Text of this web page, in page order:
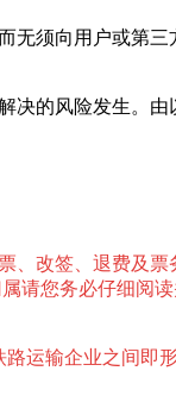
无须向用户或第三
决的风险发生。由
、改签、退费及票
请您务必仔细阅
运输企业之间即